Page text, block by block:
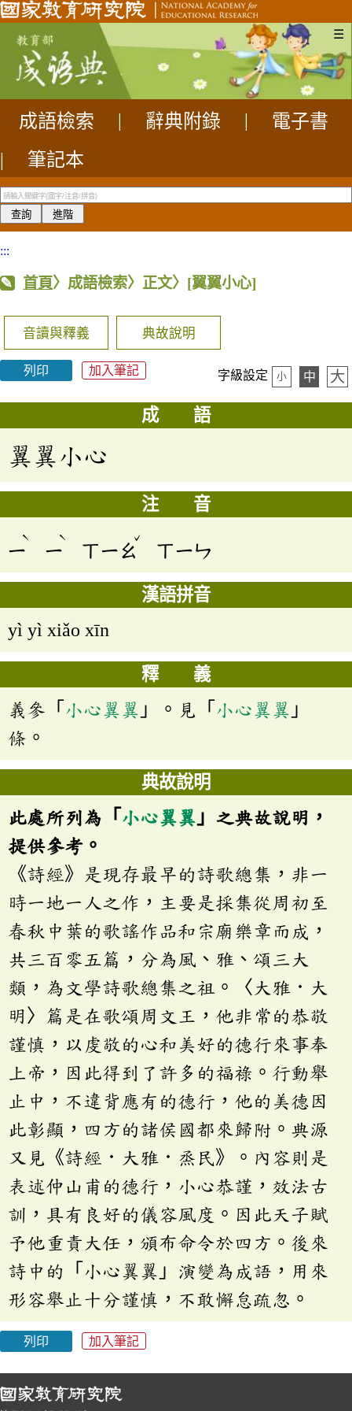
☰
成語檢索 辭典附錄
電子書
|
筆記本
:::
首頁〉成語檢索〉正文〉 [翼翼小心]
音讀與釋義 典故說明
列印 加入筆記 字級設定 小 中 大
成 語
翼翼小心
注 音
ㄧ
ˋ
ㄧ
ˋ
ㄒㄧㄠ
ˇ
ㄒㄧㄣ
漢語拼音
yì yì xiǎo xīn
釋 義
義參「 小心翼翼 」。見「 小心翼翼 」
條。
典故說明
此處所列為「 小心翼翼 」之典故說明，
提供參考。
《詩經》是現存最早的詩歌總集，非一
時一地一人之作，主要是採集從周初至
春秋中葉的歌謠作品和宗廟樂章而成，
共三百零五篇，分為風、雅、頌三大
類，為文學詩歌總集之祖。〈大雅．大
明〉篇是在歌頌周文王，他非常的恭敬
謹慎，以虔敬的心和美好的德行來事奉
上帝，因此得到了許多的福祿。行動舉
止中，不違背應有的德行，他的美德因
此彰顯，四方的諸侯國都來歸附。典源
又見《詩經．大雅．烝民》。內容則是
表述仲山甫的德行，小心恭謹，效法古
訓，具有良好的儀容風度。因此天子賦
予他重責大任，頒布命令於四方。後來
詩中的「小心翼翼」演變為成語，用來
形容舉止十分謹慎，不敢懈怠疏忽。
列印 加入筆記